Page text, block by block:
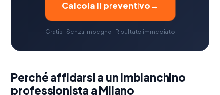
Calcola il preventivo→
Gratis · Senza impegno · Risultato immediato
Perché affidarsi a un imbianchino
professionista a Milano